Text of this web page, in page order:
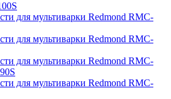
для мультиварки Redmond RMC-
для мультиварки Redmond RMC-
для мультиварки Redmond RMC-
для мультиварки Redmond RMC-